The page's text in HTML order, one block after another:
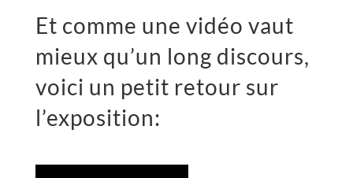
Et comme une vidéo vaut
mieux qu’un long discours,
voici un petit retour sur
l’exposition: